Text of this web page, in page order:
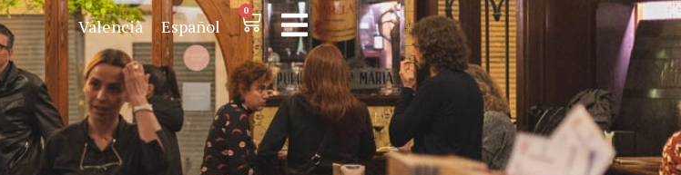
Valencià Español
0